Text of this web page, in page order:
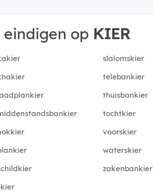
eindigen op KIER
slalomskier
telebankier
thuisbankier
tochtkier
voorskier
waterskier
zakenbankier